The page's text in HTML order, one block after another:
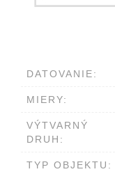
DATOVANIE:
MIERY:
VÝTVARNÝ
DRUH:
TYP OBJEKTU: